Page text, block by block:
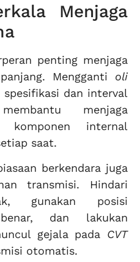
Menjaga
penting menjaga
Mengganti oli
spesifikasi dan interval
menjaga
komponen internal
saat.
berkendara juga
transmisi. Hindari
gunakan posisi
dan lakukan
gejala pada CVT
otomatis.